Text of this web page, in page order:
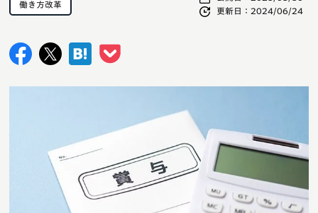
更新日： 2024/06/24
働き方改革